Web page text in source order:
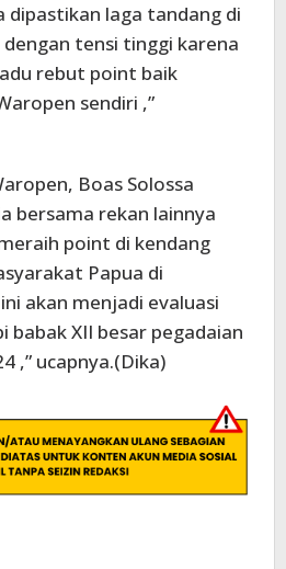
dipastikan laga tandang di
tensi tinggi karena
rebut point baik
sendiri ,”
Boas Solossa
bersama rekan lainnya
point di kendang
Papua di
akan menjadi evaluasi
babak XII besar pegadaian
,” ucapnya.(Dika)